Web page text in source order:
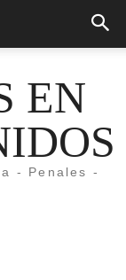
EN
- Penales -